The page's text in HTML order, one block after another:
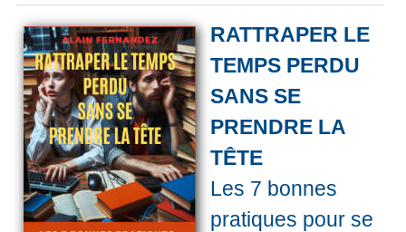
RATTRAPER LE
TEMPS PERDU
SANS SE
PRENDRE LA
TÊTE
Les 7 bonnes
pratiques pour se